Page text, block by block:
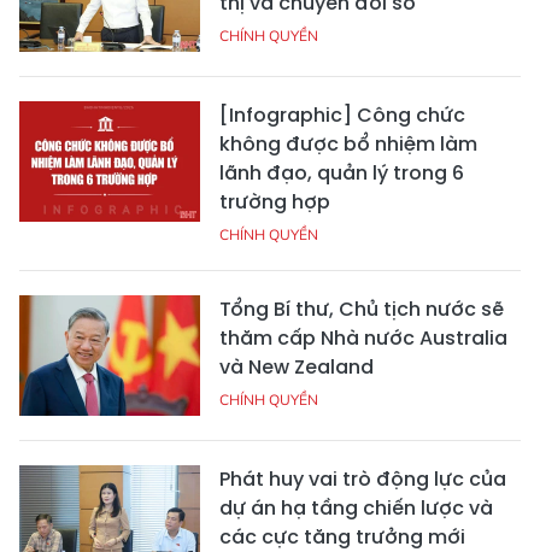
CHÍNH QUYỀN
[Infographic] Công chức
không được bổ nhiệm làm
lãnh đạo, quản lý trong 6
trường hợp
CHÍNH QUYỀN
Tổng Bí thư, Chủ tịch nước sẽ
thăm cấp Nhà nước Australia
và New Zealand
CHÍNH QUYỀN
Phát huy vai trò động lực của
dự án hạ tầng chiến lược và
các cực tăng trưởng mới